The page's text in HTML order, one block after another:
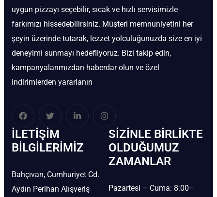
uygun pizzayı seçebilir, sıcak ve hızlı servisimizle
farkımızı hissedebilirsiniz. Müşteri memnuniyetini her
şeyin üzerinde tutarak, lezzet yolculuğunuzda size en iyi
deneyimi sunmayı hedefliyoruz. Bizi takip edin,
kampanyalarımızdan haberdar olun ve özel
indirimlerden yararlanın
İLETIŞIM
BİLGILERIMIZ
Bahçıvan, Cumhuriyet Cd.
Aydın Perihan Alışveriş
SIZINLE BIRLIKTE
OLDUĞUMUZ
ZAMANLAR
Pazartesi – Cuma: 8:00–